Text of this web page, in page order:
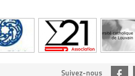
Suivez-nous